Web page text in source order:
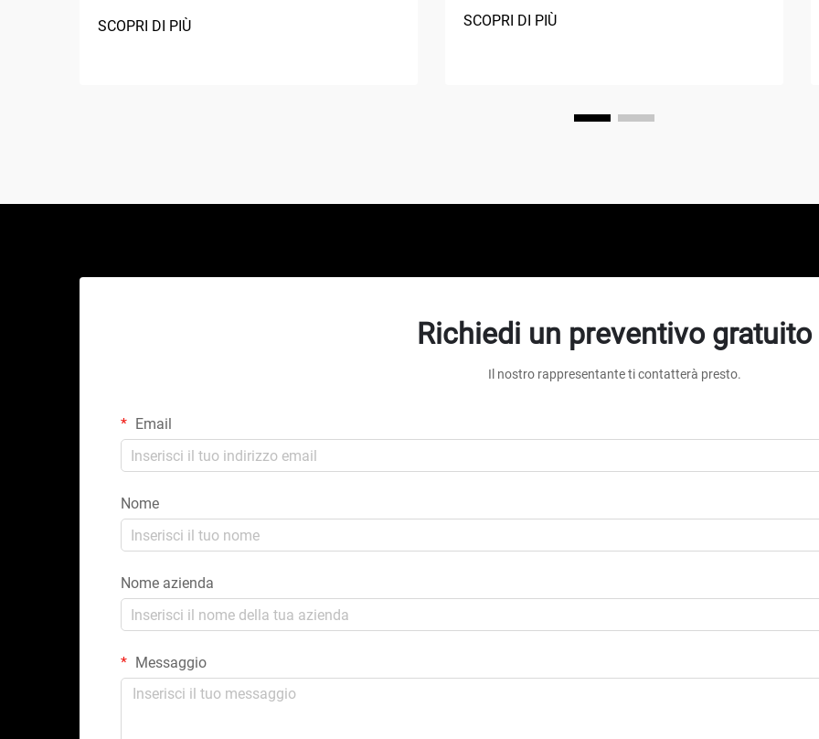
adottate nei centri di assistenza
SCOPRI DI PIÙ
produzione, della riparazione
SCOPRI DI PIÙ
Richiedi un preventivo gratuito
Il nostro rappresentante ti contatterà presto.
Email
Nome
Nome azienda
Messaggio